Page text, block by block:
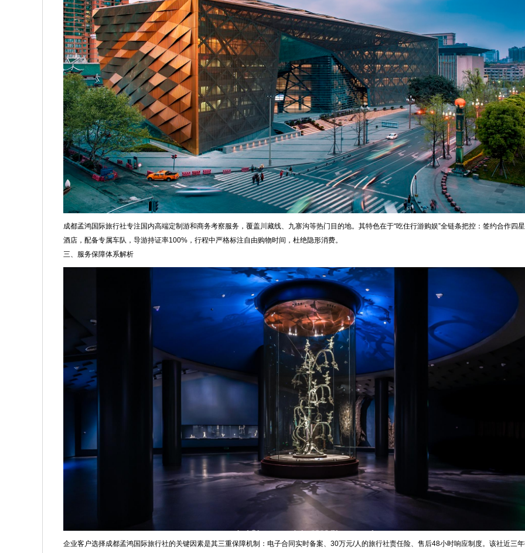
成都孟鸿国际旅行社专注国内高端定制游和商务考察服务，覆盖川藏线、九寨沟等热门目的地。其特色在于“吃住行游购娱”全链条把控：签约合作四
酒店，配备专属车队，导游持证率100%，行程中严格标注自由购物时间，杜绝隐形消费。
三、服务保障体系解析
企业客户选择成都孟鸿国际旅行社的关键因素是其三重保障机制：电子合同实时备案、30万元/人的旅行社责任险、售后48小时响应制度。该社近三